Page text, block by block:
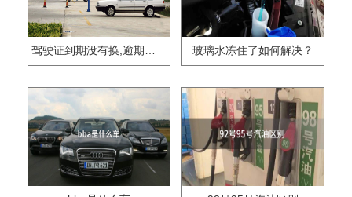
驾驶证到期没有换,逾期怎么办?? 玻璃水冻住了如何解决？